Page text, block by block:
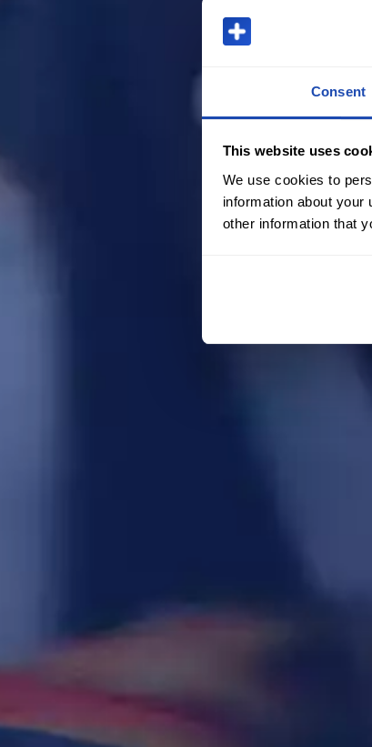
Consent
This website uses
We use cookies to
information about
other information that